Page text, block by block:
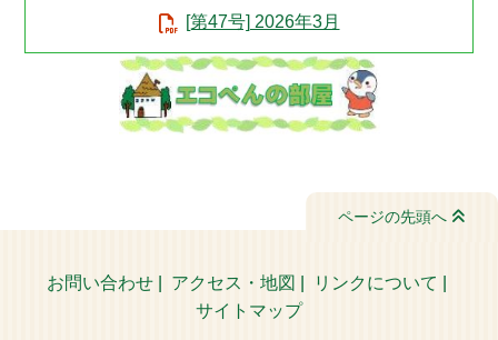
[第47号] 2026年3月
ページの先頭へ
お問い合わせ アクセス・地図 リンクについて
サイトマップ